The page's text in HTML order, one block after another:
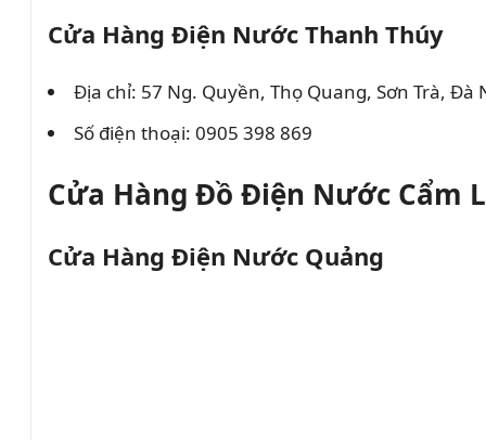
Cửa Hàng Điện Nước Thanh Thúy
Địa chỉ: 57 Ng. Quyền, Thọ Quang, Sơn Trà, Đà
Số điện thoại: 0905 398 869
Cửa Hàng Đồ Điện Nước Cẩm
Cửa Hàng Điện Nước Quảng